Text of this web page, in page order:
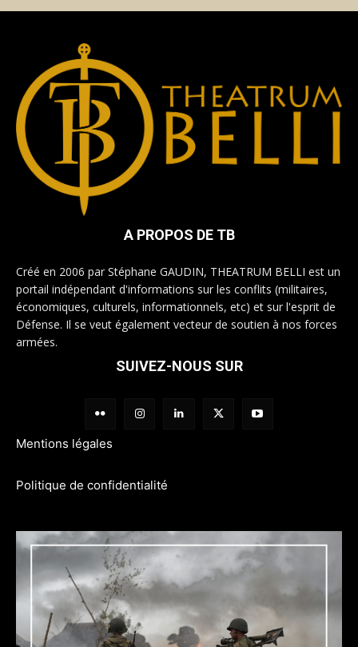
A PROPOS DE TB
Créé en 2006 par Stéphane GAUDIN, THEATRUM BELLI est un
portail indépendant d'informations sur les conflits (militaires,
économiques, culturels, informationnels, etc) et sur l'esprit de
Défense. Il se veut également vecteur de soutien à nos forces
armées.
SUIVEZ-NOUS SUR
Mentions légales
Politique de confidentialité